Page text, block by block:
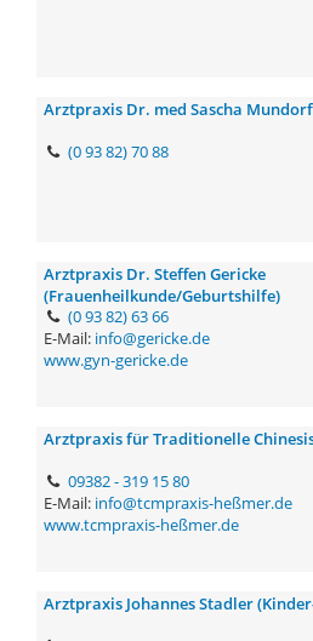
Arztpraxis Dr. med Sascha
(0 93 82) 70 88
Arztpraxis Dr. Steffen Gericke
(Frauenheilkunde/Geburtshilfe)
(0 93 82) 63 66
E-Mail: info@gericke.de
www.gyn-gericke.de
Arztpraxis für Traditionelle
09382 - 319 15 80
E-Mail: info@tcmpraxis-heßmer.de
www.tcmpraxis-heßmer.de
Arztpraxis Johannes Stadler